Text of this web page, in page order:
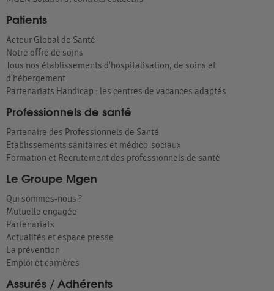
Patients
Acteur Global de Santé
Notre offre de soins
Tous nos établissements d'hospitalisation, de soins et
d'hébergement
Partenariats Handicap : les centres de vacances adaptés
Professionnels de santé
Partenaire des Professionnels de Santé
Etablissements sanitaires et médico-sociaux
Formation et Recrutement des professionnels de santé
Le Groupe Mgen
Qui sommes-nous ?
Mutuelle engagée
Partenariats
Actualités et espace presse
La prévention
Emploi et carrières
Assurés / Adhérents